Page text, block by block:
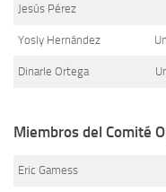
Jesús Pérez
Yosly Hernández
Dinarle Ortega
Miembros del Comité
Eric Gamess